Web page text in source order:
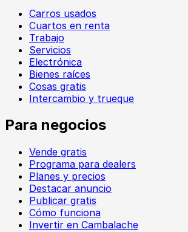
Carros usados
Cuartos en renta
Trabajo
Servicios
Electrónica
Bienes raíces
Cosas gratis
Intercambio y trueque
Para negocios
Vende gratis
Programa para dealers
Planes y precios
Destacar anuncio
Publicar gratis
Cómo funciona
Invertir en Cambalache